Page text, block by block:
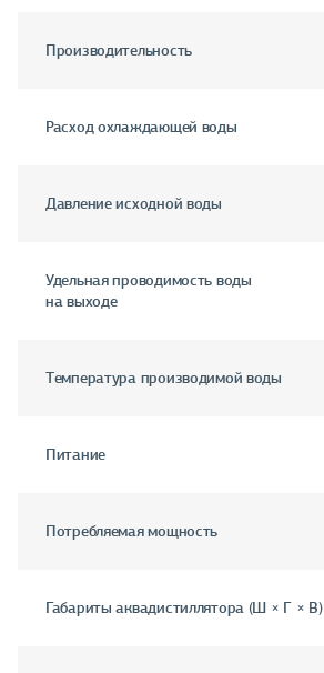
Производительность
Расход охлаждающей воды
Давление исходной воды
Удельная проводимость воды
на выходе
Температура производимой воды
Питание
Потребляемая мощность
Габариты аквадистиллятора (Ш × Г × В)